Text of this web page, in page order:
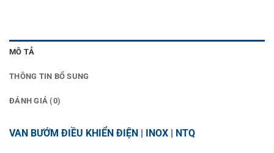
MÔ TẢ
THÔNG TIN BỔ SUNG
ĐÁNH GIÁ (0)
VAN BƯỚM ĐIỀU KHIỂN ĐIỆN | INOX | NTQ